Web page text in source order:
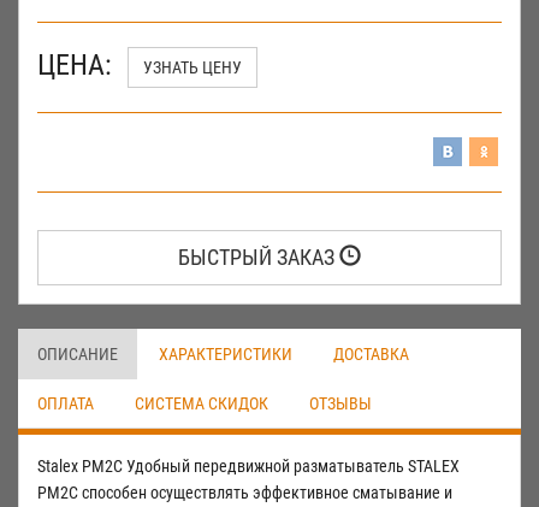
ЦЕНА: УЗНАТЬ ЦЕНУ
БЫСТРЫЙ ЗАКАЗ
ОПИСАНИЕ ХАРАКТЕРИСТИКИ ДОСТАВКА
ОПЛАТА СИСТЕМА СКИДОК ОТЗЫВЫ
Stalex РМ2С Удобный передвижной разматыватель STALEX
РМ2С способен осуществлять эффективное сматывание и